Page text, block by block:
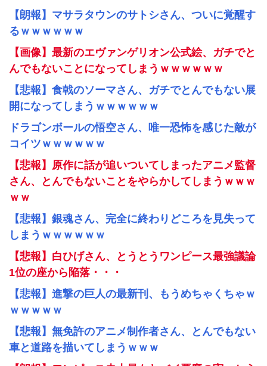
【朗報】マサラタウンのサトシさん、ついに覚醒す
るｗｗｗｗｗｗ
【画像】最新のエヴァンゲリオン公式絵、ガチでと
んでもないことになってしまうｗｗｗｗｗｗ
【悲報】食戟のソーマさん、ガチでとんでもない展
開になってしまうｗｗｗｗｗｗ
ドラゴンボールの悟空さん、唯一恐怖を感じた敵が
コイツｗｗｗｗｗｗ
【悲報】原作に話が追いついてしまったアニメ監督
さん、とんでもないことをやらかしてしまうｗｗｗ
ｗｗ
【悲報】銀魂さん、完全に終わりどころを見失って
しまうｗｗｗｗｗｗ
【悲報】白ひげさん、とうとうワンピース最強議論
1位の座から陥落・・・
【悲報】進撃の巨人の最新刊、もうめちゃくちゃｗ
ｗｗｗｗｗ
【悲報】無免許のアニメ制作者さん、とんでもない
車と道路を描いてしまうｗｗｗ